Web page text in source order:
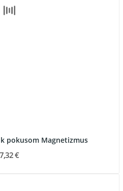
pokusom Magnetizmus
7,32 €